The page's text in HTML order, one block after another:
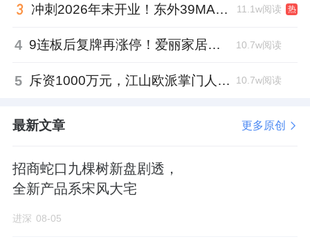
冲刺2026年末开业！东外39MALL全球招商启幕，重构东直门商圈格局 11.1w阅读 热
4 9连板后复牌再涨停！爱丽家居市盈率318倍，跨界收购案尚未落地 10.7w阅读
5 斥资1000万元，江山欧派掌门人吴水根加码创投基金 10.7w阅读
最新文章 更多原创
招商蛇口九棵树新盘剧透，
全新产品系宋风大宅
进深 08-05